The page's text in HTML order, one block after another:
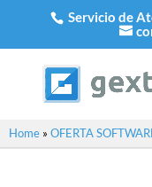
Servicio de
Home » OFERTA